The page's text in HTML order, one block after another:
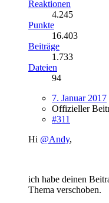
Reaktionen
4.245
Punkte
16.403
Beiträge
1.733
Dateien
94
7. Januar 2017
Offizieller
#311
Hi @Andy,
ich habe deinen
Thema verschoben.